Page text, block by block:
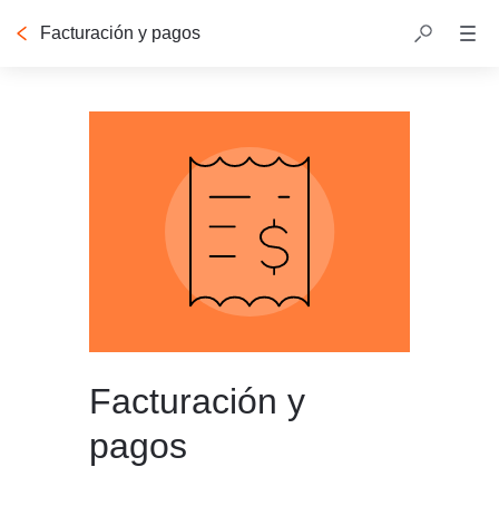
Facturación y pagos
Facturación y
pagos